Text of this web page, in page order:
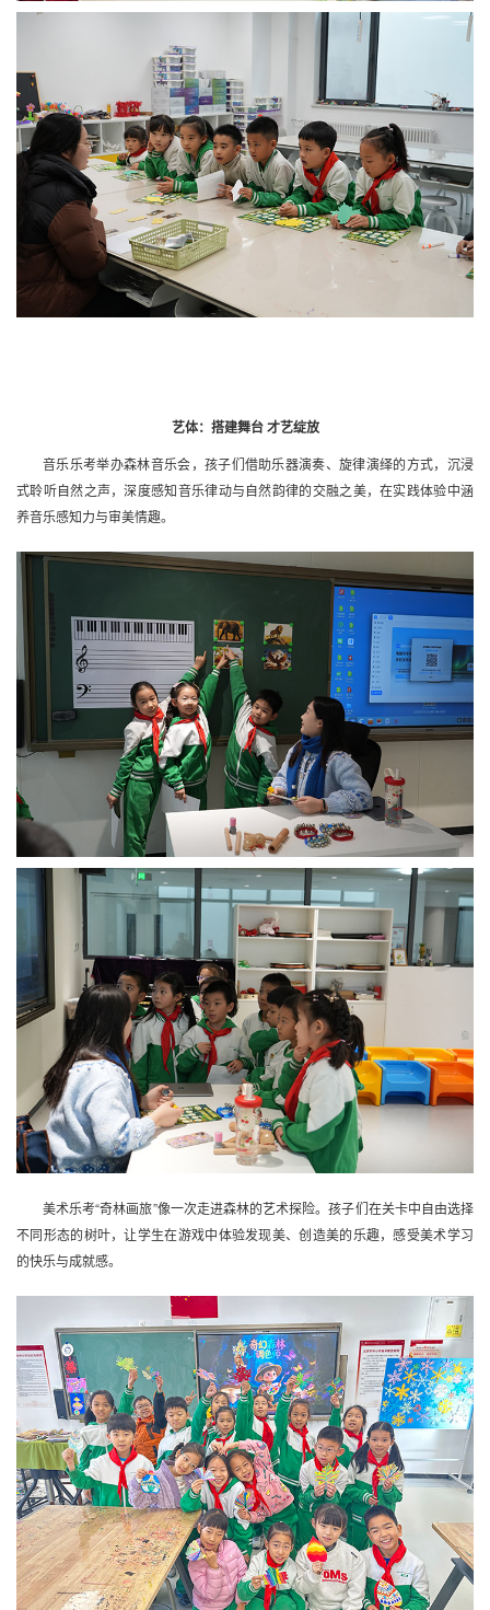
艺体：搭建舞台 才艺绽放
音乐乐考举办森林音乐会，孩子们借助乐器演奏、旋律演绎的方式，沉浸
式聆听自然之声，深度感知音乐律动与自然韵律的交融之美，在实践体验中涵
养音乐感知力与审美情趣。
美术乐考“奇林画旅”像一次走进森林的艺术探险。孩子们在关卡中自由选择
不同形态的树叶，让学生在游戏中体验发现美、创造美的乐趣，感受美术学习
的快乐与成就感。